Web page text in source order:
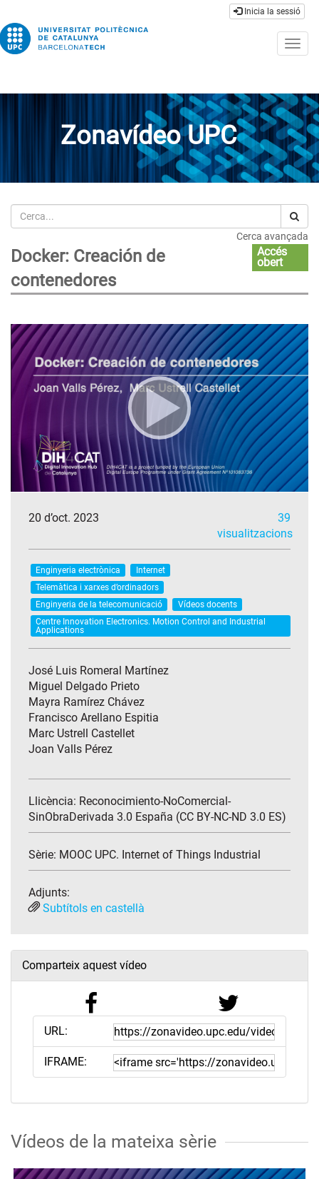
Inicia la sessió
Zonavídeo UPC
Cerca
Cerca avançada
Docker: Creación de
contenedores
Accés
obert
20 d’oct. 2023
39
visualitzacions
Enginyeria electrònica
Internet
Telemàtica i xarxes d’ordinadors
Enginyeria de la telecomunicació
Vídeos docents
Centre Innovation Electronics. Motion Control and Industrial
Applications
José Luis Romeral Martínez
Miguel Delgado Prieto
Mayra Ramírez Chávez
Francisco Arellano Espitia
Marc Ustrell Castellet
Joan Valls Pérez
Llicència: Reconocimiento-NoComercial-
SinObraDerivada 3.0 España (CC BY-NC-ND 3.0 ES)
Sèrie: MOOC UPC. Internet of Things Industrial
Adjunts:
Subtítols en castellà
Comparteix aquest vídeo
URL:
IFRAME:
Vídeos de la mateixa sèrie